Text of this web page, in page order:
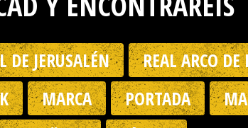
DE JERUSALÉN REAL ARCO DE
MARCA PORTADA